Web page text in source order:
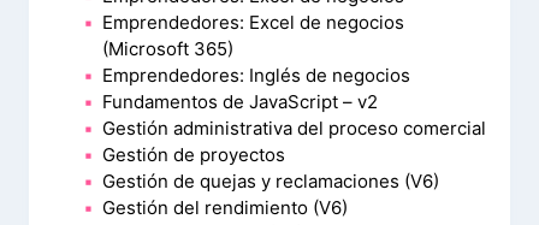
Emprendedores: Excel de negocios
(Microsoft 365)
Emprendedores: Inglés de negocios
Fundamentos de JavaScript – v2
Gestión administrativa del proceso comercial
Gestión de proyectos
Gestión de quejas y reclamaciones (V6)
Gestión del rendimiento (V6)